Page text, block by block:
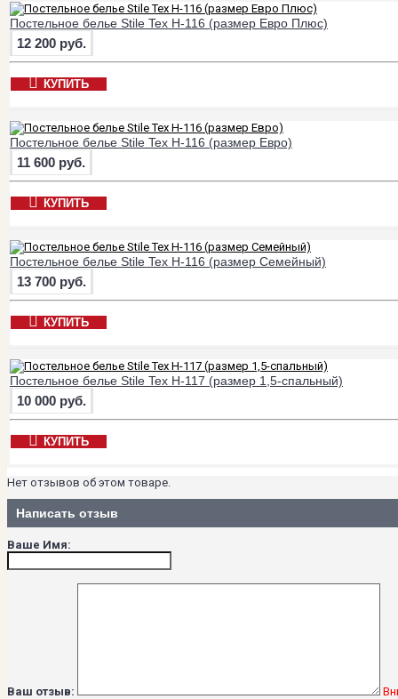
Постельное белье Stile Tex H-116 (размер Евро Плюс)
12 200 руб.
КУПИТЬ
Постельное белье Stile Tex H-116 (размер Евро)
11 600 руб.
КУПИТЬ
Постельное белье Stile Tex H-116 (размер Семейный)
13 700 руб.
КУПИТЬ
Постельное белье Stile Tex H-117 (размер 1,5-спальный)
10 000 руб.
КУПИТЬ
Нет отзывов об этом товаре.
Написать отзыв
Ваше Имя:
Ваш отзыв: